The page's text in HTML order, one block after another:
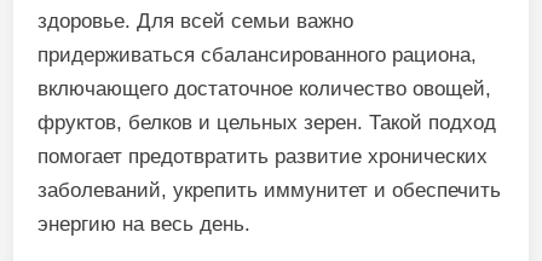
здоровье. Для всей семьи важно
придерживаться сбалансированного рациона,
включающего достаточное количество овощей,
фруктов, белков и цельных зерен. Такой подход
помогает предотвратить развитие хронических
заболеваний, укрепить иммунитет и обеспечить
энергию на весь день.